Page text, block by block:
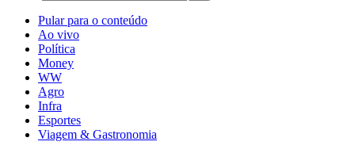
Pular para o conteúdo
Ao vivo
Política
Money
WW
Agro
Infra
Esportes
Viagem & Gastronomia